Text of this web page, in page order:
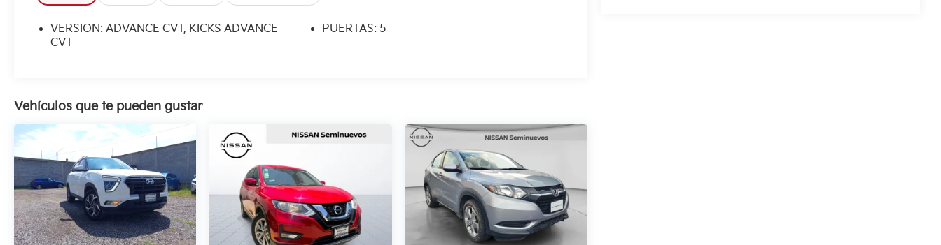
VERSION: ADVANCE CVT, KICKS ADVANCE
CVT
PUERTAS: 5
Vehículos que te pueden gustar